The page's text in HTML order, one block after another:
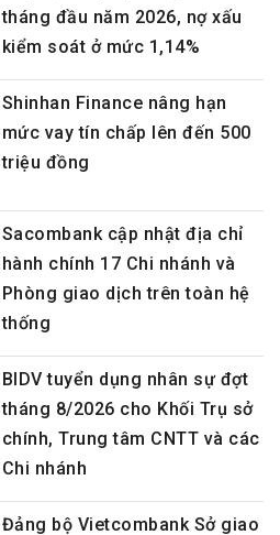
tháng đầu năm 2026, nợ xấu
kiểm soát ở mức 1,14%
Shinhan Finance nâng hạn
mức vay tín chấp lên đến 500
triệu đồng
Sacombank cập nhật địa chỉ
hành chính 17 Chi nhánh và
Phòng giao dịch trên toàn hệ
thống
BIDV tuyển dụng nhân sự đợt
tháng 8/2026 cho Khối Trụ sở
chính, Trung tâm CNTT và các
Chi nhánh
Đảng bộ Vietcombank Sở giao